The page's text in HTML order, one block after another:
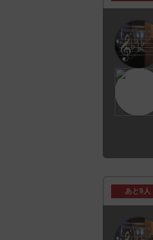
あと9人